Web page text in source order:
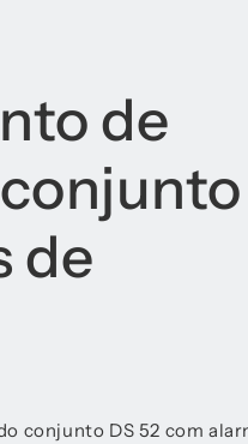
de
de
conjunto DS 52 com